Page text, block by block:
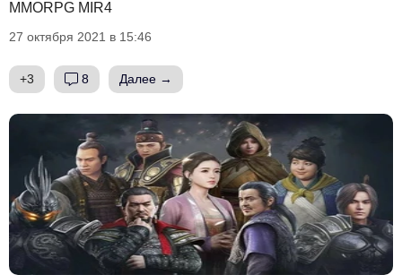
MMORPG MIR4
27 октября 2021 в 15:46
+3 8 Далее →